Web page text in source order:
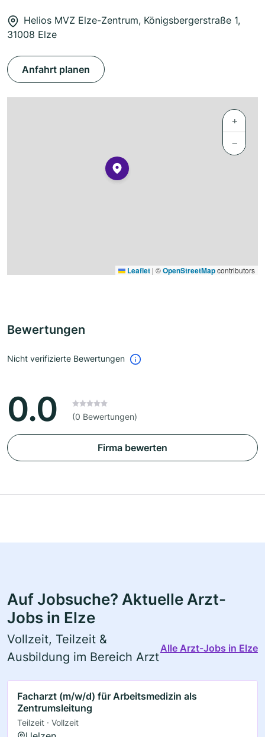
Helios MVZ Elze-Zentrum, Königsbergerstraße 1,
31008 Elze
Anfahrt planen
+
−
Leaflet | ©OpenStreetMapcontributors
Bewertungen
Nicht verifizierte Bewertungen
0.0 (0 Bewertungen)
Firma bewerten
Auf Jobsuche? Aktuelle Arzt-
Jobs in Elze
Vollzeit, Teilzeit &
Ausbildung im Bereich Arzt
Alle Arzt-Jobs in Elze
Facharzt (m/w/d) für Arbeitsmedizin als
Zentrumsleitung
Teilzeit · Vollzeit